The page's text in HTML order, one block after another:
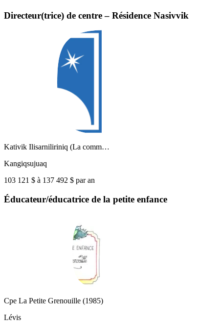
Directeur(trice) de centre – Résidence Nasivvik
Kativik Ilisarniliriniq (La comm…
Kangiqsujuaq
103 121 $ à 137 492 $ par an
Éducateur/éducatrice de la petite enfance
Cpe La Petite Grenouille (1985)
Lévis